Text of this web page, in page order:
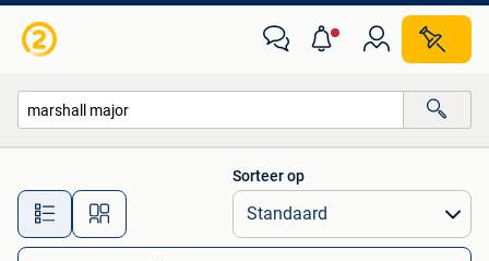
Alle afstanden…
Sorteer op